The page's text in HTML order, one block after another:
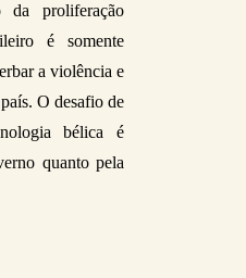
proliferação
é somente
a violência e
O desafio de
bélica é
quanto pela